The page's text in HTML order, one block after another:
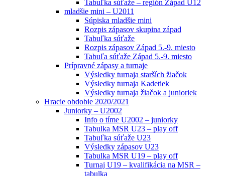
Tabuľka súťaže – región Západ U12
mladšie mini – U2011
Súpiska mladšie mini
Rozpis zápasov skupina západ
Tabuľka súťaže
Rozpis zápasov Západ 5.-9. miesto
Tabuľa súťaže Západ 5.-9. miesto
Prípravné zápasy a turnaje
Výsledky turnaja starších žiačok
Výsledky turnaja Kadetiek
Výsledky turnaja žiačok a junioriek
Hracie obdobie 2020/2021
Juniorky – U2002
Info o tíme U2002 – juniorky
Tabulka MSR U23 – play off
Tabuľka súťaže U23
Výsledky zápasov U23
Tabulka MSR U19 – play off
Turnaj U19 – kvalifikácia na MSR –
tabulka